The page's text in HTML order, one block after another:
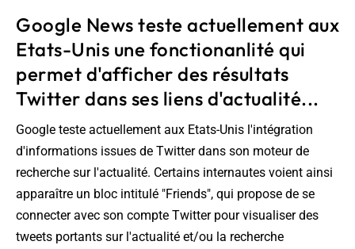
Google News teste actuellement aux
Etats-Unis une fonctionanlité qui
permet d'afficher des résultats
Twitter dans ses liens d'actualité...
Google teste actuellement aux Etats-Unis l'intégration
d'informations issues de Twitter dans son moteur de
recherche sur l'actualité. Certains internautes voient ainsi
apparaître un bloc intitulé "Friends", qui propose de se
connecter avec son compte Twitter pour visualiser des
tweets portants sur l'actualité et/ou la recherche